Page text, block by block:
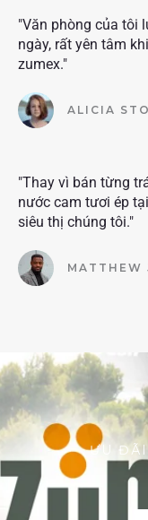
"Văn phòng của tôi
ngày, rất yên tâm
zumex."
ALICIA
"Thay vì bán từng
nước cam tươi ép
siêu thị chúng tôi."
MATTHEW
ƯU